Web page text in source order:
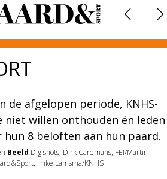
de afgelopen periode, KNHS-
niet willen onthouden én leden
hun 8 beloften aan hun paard.
Beeld Digishots, Dirk Caremans, FEI/Martin
Imke Lamsma/KNHS